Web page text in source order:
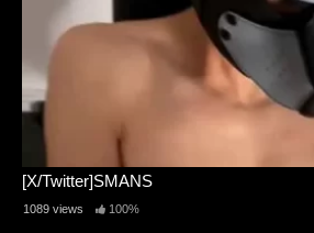
[X/Twitter]SMANS
1089 views 100%